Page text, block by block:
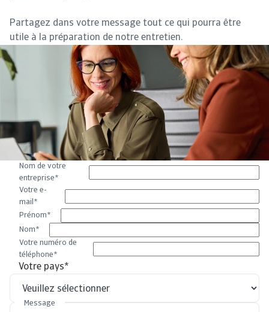
Partagez dans votre message tout ce qui pourra être
utile à la préparation de notre entretien.
Nom de votre
entreprise*
Votre e-
mail *
Prénom*
Nom*
Votre numéro de
téléphone*
Votre pays*
Message